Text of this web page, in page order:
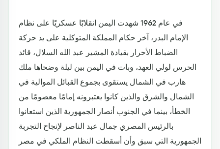
في عام 1962 شهدت اليمن انقلابًا عسكريًا على نظام
الإمام البدر، آخر حكام المملكة المتوكلية على يد حركة
الضباط الأحرار بقيادة المشير عبد الله السلال، قائد
الحرس لولي العهد، وبات في اليمن بين ليلة وضحاها ملك
هارب في الشمال يستقوى بجموع القبائل الموالية في
الشمال والشرق والذين كانوا يعتبرونه إمامًا معصومًا من
الخطأ، بينما في الجنوب أنصار الجمهورية الذين استعانوا
بالرئيس المصري جمال عبد الناصر لإنجاح التجربة
الجمهورية التي سبق وأن أسقطت النظام الملكي في مصر